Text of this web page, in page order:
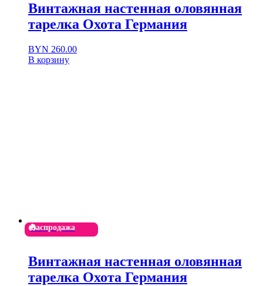
Винтажная настенная оловянная
тарелка Охота Германия
Первоначальная
цена
BYN 260.00Текущая
В корзину
Распродажа
Винтажная настенная оловянная
тарелка Охота Германия